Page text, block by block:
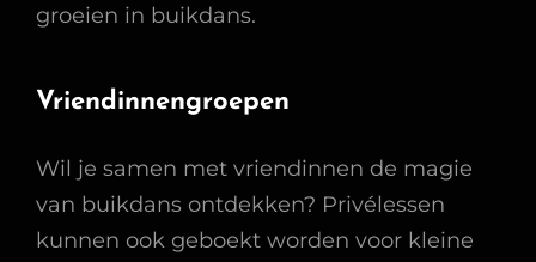
groeien in buikdans.
Vriendinnengroepen
Wil je samen met vriendinnen de magie
van buikdans ontdekken? Privélessen
kunnen ook geboekt worden voor kleine